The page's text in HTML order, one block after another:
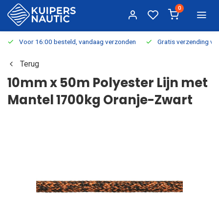
0
Voor 16:00 besteld, vandaag verzonden Gratis verzending
Terug
10mm x 50m Polyester Lijn met
Mantel 1700kg Oranje-Zwart